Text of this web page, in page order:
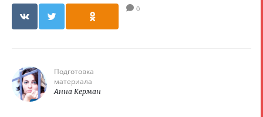
0
Подготовка
материала
Анна Керман